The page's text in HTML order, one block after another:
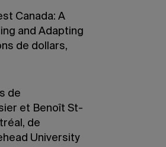
Canada: A
and Adapting
de dollars,
de
et Benoît St-
de
University